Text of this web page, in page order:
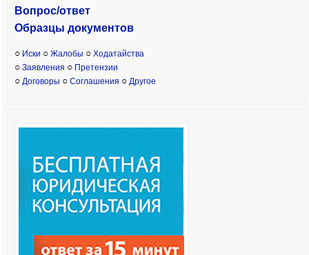
Вопрос/ответ
Образцы документов
○ Иски ○ Жалобы ○ Ходатайства
○ Заявления ○ Претензии
○ Договоры ○ Соглашения ○ Другое